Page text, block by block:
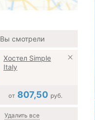
Вы смотрели
Хостел Simple
Italy
от 807,50 руб.
Удалить все